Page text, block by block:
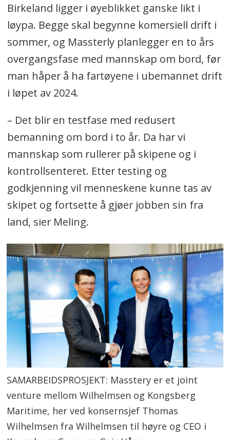
Birkeland ligger i øyeblikket ganske likt i
løypa. Begge skal begynne komersiell drift i
sommer, og Massterly planlegger en to års
overgangsfase med mannskap om bord, før
man håper å ha fartøyene i ubemannet drift
i løpet av 2024.
– Det blir en testfase med redusert
bemanning om bord i to år. Da har vi
mannskap som rullerer på skipene og i
kontrollsenteret. Etter testing og
godkjenning vil menneskene kunne tas av
skipet og fortsette å gjøer jobben sin fra
land, sier Meling.
SAMARBEIDSPROSJEKT: Masstery er et joint
venture mellom Wilhelmsen og Kongsberg
Maritime, her ved konsernsjef Thomas
Wilhelmsen fra Wilhelmsen til høyre og CEO i